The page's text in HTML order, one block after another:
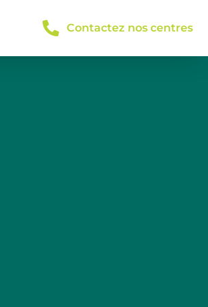
Contactez nos centres